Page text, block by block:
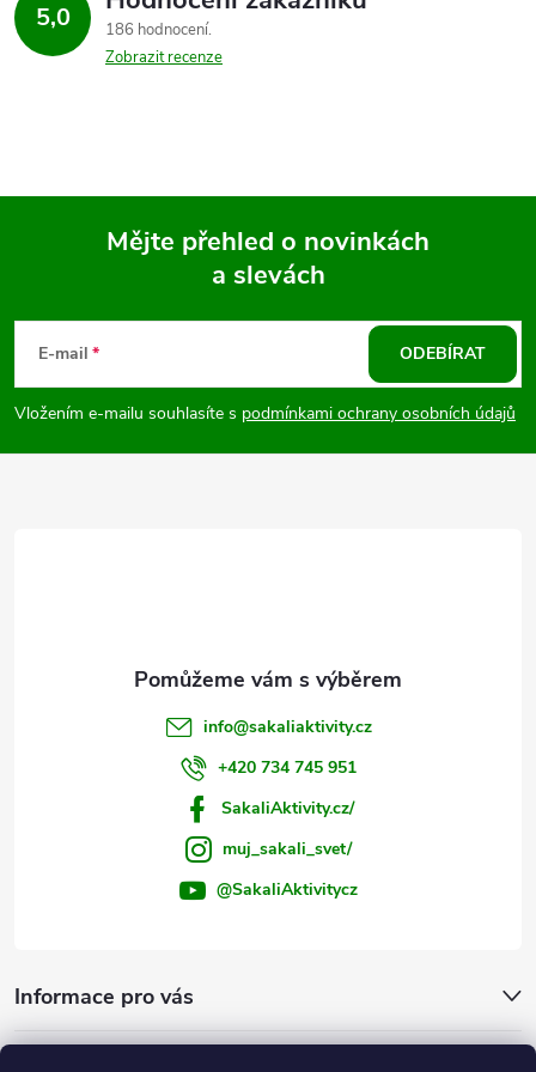
5,0
186 hodnocení
Zobrazit recenze
p
Mějte přehled o novinkách
a slevách
E-mail
Vložením e-mailu souhlasíte s podmínkami ochrany osobních údajů
ODEBÍRAT
info@sakaliaktivity.cz
+420 734 745 951
SakaliAktivity.cz/
muj_sakali_svet/
@SakaliAktivitycz
Informace pro vás